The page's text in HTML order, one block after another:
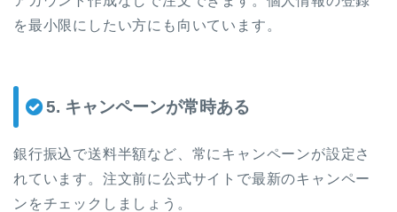
を最小限にしたい方にも向いています。
5. キャンペーンが常時ある
銀行振込で送料半額など、常にキャンペーンが設定さ
れています。注文前に公式サイトで最新のキャンペー
ンをチェックしましょう。